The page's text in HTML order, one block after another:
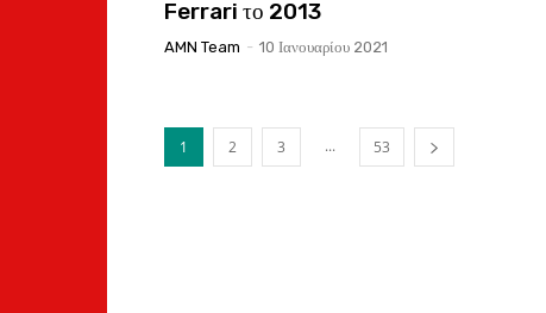
Ferrari το 2013
AMN Team - 10 Ιανουαρίου 2021
1 2 3 ... 53